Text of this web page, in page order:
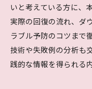
いと考えている方に、
実際の回復の流れ、ダ
ラブル予防のコツまで
技術や失敗例の分析も
践的な情報を得られる